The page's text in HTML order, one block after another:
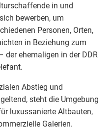
in und
bewerben, um
Personen, Orten,
in Beziehung zum
der ehemaligen in der DDR
Abstieg und
steht die Umgebung
luxussanierte Altbauten,
Galerien.